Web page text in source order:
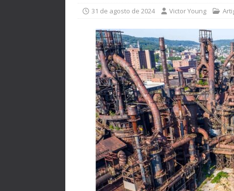
31 de agosto de 2024 Victor Young